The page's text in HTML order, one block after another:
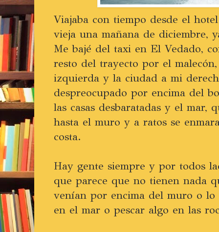
Viajaba con tiempo desde el
vieja una mañana de diciembre,
Me bajé del taxi en El Vedado,
resto del trayecto por el
izquierda y la ciudad a mi
despreocupado por encima del
las casas desbaratadas y el mar,
hasta el muro y a ratos se
costa.
Hay gente siempre y por todos
que parece que no tienen nada
venían por encima del muro o lo
en el mar o pescar algo en las